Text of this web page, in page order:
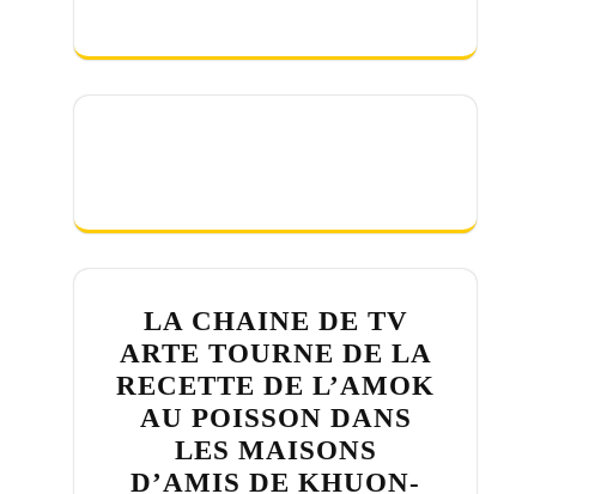
LA CHAINE DE TV
ARTE TOURNE DE LA
RECETTE DE L’AMOK
AU POISSON DANS
LES MAISONS
D’AMIS DE KHUON-